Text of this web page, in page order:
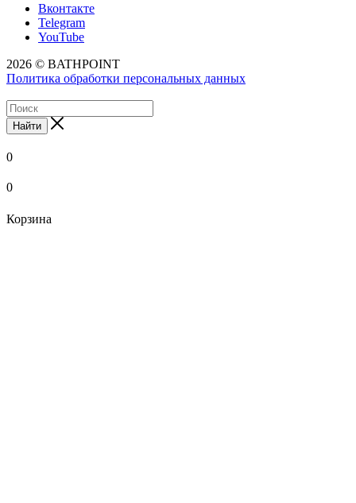
Вконтакте
Telegram
YouTube
2026 © BATHPOINT
Политика обработки персональных данных
Найти
0
0
Корзина